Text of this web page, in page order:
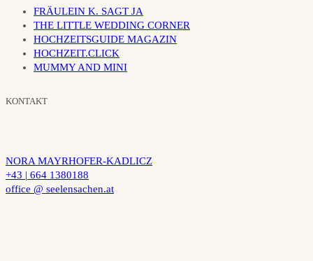
FRÄULEIN K. SAGT JA
THE LITTLE WEDDING CORNER
HOCHZEITSGUIDE MAGAZIN
HOCHZEIT.CLICK
MUMMY AND MINI
KONTAKT
NORA MAYRHOFER-KADLICZ
+43 | 664 1380188
office @ seelensachen.at